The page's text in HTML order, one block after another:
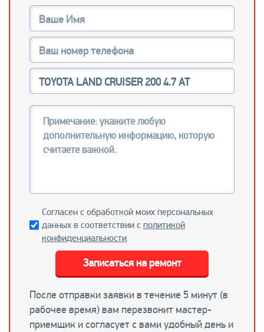
Согласен с обработкой моих персональных
данных в соответствии с политикой
конфиденциальности.
После отправки заявки в течение 5 минут (в
рабочее время) вам перезвонит мастер-
приемщик и согласует с вами удобный день и
Записаться на ремонт